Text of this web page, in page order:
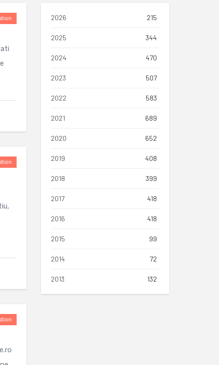
2026 215
2025 344
2024 470
2023 507
2022 583
2021 689
2020 652
2019 408
2018 399
2017 418
2016 418
2015 99
2014 72
2013 132